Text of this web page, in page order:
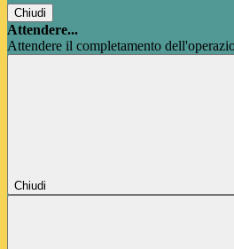
Chiudi
Attendere...
Attendere il completamento
Chiudi